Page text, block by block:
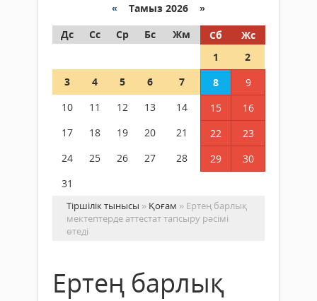
« Тамыз 2026 »
Дс
Сс Ср Бс Жм Сб
Жс
1
2
3
4 5 6 7 8
9
10
11 12 13 14 15
16
17
18 19 20 21 22
23
24
25 26 27 28 29
30
31
Тіршілік тынысы » Қоғам » Ертең барлық
мектептерде аттестат тапсыру рәсімі
өтеді
Ертең барлық